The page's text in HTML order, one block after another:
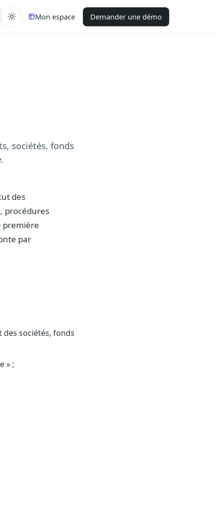
Mon espace Demander une démo
sociétés, fonds
des
procédures
première
par
sociétés, fonds
» ;